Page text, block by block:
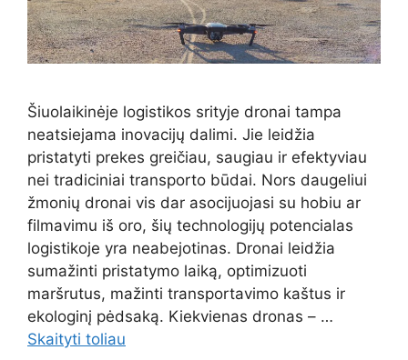
Šiuolaikinėje logistikos srityje dronai tampa
neatsiejama inovacijų dalimi. Jie leidžia
pristatyti prekes greičiau, saugiau ir efektyviau
nei tradiciniai transporto būdai. Nors daugeliui
žmonių dronai vis dar asocijuojasi su hobiu ar
filmavimu iš oro, šių technologijų potencialas
logistikoje yra neabejotinas. Dronai leidžia
sumažinti pristatymo laiką, optimizuoti
maršrutus, mažinti transportavimo kaštus ir
ekologinį pėdsaką. Kiekvienas dronas – …
Skaityti toliau